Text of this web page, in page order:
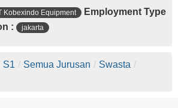
Kobexindo Equipment
Employment Type
: jakarta
S1 / Semua Jurusan / Swasta /